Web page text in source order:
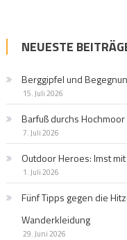
NEUESTE
Berggipfel und
15. Juli 2026
Barfuß durchs
7. Juli 2026
Outdoor Heroes: Imst
1. Juli 2026
Fünf Tipps gegen die
Wanderkleidung
29. Juni 2026